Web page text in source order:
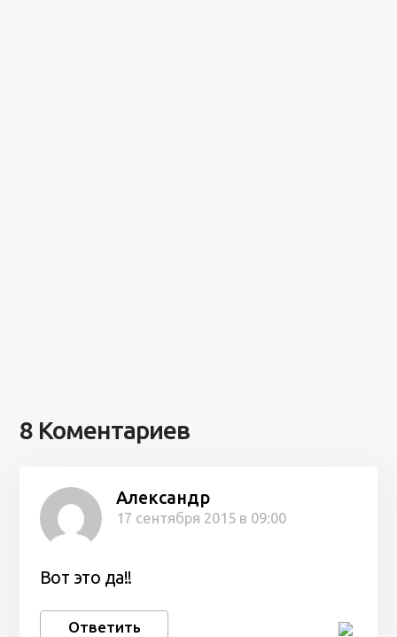
8 Коментариев
Александр
17 сентября 2015 в 09:00
Вот это да!!
Ответить